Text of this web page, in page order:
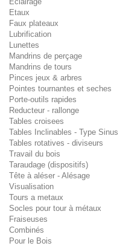
Etaux
Faux plateaux
Lubrification
Lunettes
Mandrins de perçage
Mandrins de tours
Pinces jeux & arbres
Pointes tournantes et seches
Porte-outils rapides
Reducteur - rallonge
Tables croisees
Tables Inclinables - Type Sinus
Tables rotatives - diviseurs
Travail du bois
Taraudage (dispositifs)
Tête à aléser - Alésage
Visualisation
Tours a metaux
Socles pour tour à métaux
Fraiseuses
Combinés
Pour le Bois